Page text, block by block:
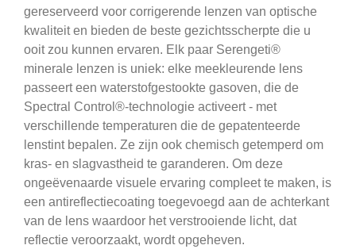
gereserveerd voor corrigerende lenzen van optische
kwaliteit en bieden de beste gezichtsscherpte die u
ooit zou kunnen ervaren. Elk paar Serengeti®
minerale lenzen is uniek: elke meekleurende lens
passeert een waterstofgestookte gasoven, die de
Spectral Control®-technologie activeert - met
verschillende temperaturen die de gepatenteerde
lenstint bepalen. Ze zijn ook chemisch getemperd om
kras- en slagvastheid te garanderen. Om deze
ongeëvenaarde visuele ervaring compleet te maken, is
een antireflectiecoating toegevoegd aan de achterkant
van de lens waardoor het verstrooiende licht, dat
reflectie veroorzaakt, wordt opgeheven.